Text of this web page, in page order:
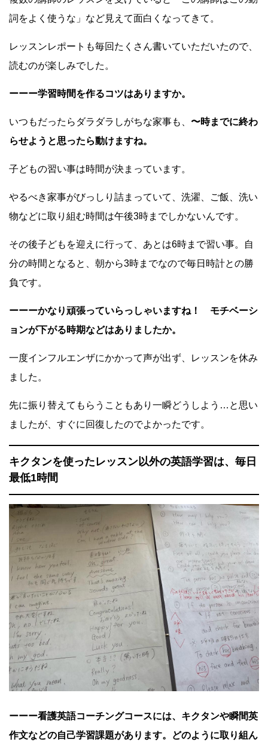
詞をよく使うな」など見えて面白くなってきて。
レッスンレポートも毎回たくさん書いていただいたので、
読むのが楽しみでした。
ーーー学習時間を作るコツはありますか。
いつもだったらダラダラしがちな家事も、 〜時までに終わ
らせようと思ったら動けますね。
子どもの習い事は時間が決まっています。
やるべき家事がびっしり詰まっていて、洗濯、ご飯、洗い
物などに取り組む時間は午後3時までしかないんです。
その後子どもを迎えに行って、あとは6時まで習い事。自
分の時間となると、朝から3時までなので毎日時計との勝
負です。
ーーーかなり頑張っていらっしゃいますね！ モチベーシ
ョンが下がる時期などはありましたか。
一度インフルエンザにかかって声が出ず、レッスンを休み
ました。
先に振り替えてもらうこともあり一瞬どうしよう…と思い
ましたが、すぐに回復したのでよかったです。
キクタンを使ったレッスン以外の英語学習は、毎日
最低1時間
ーーー看護英語コーチングコースには、キクタンや瞬間英
作文などの自己学習課題があります。どのように取り組ん